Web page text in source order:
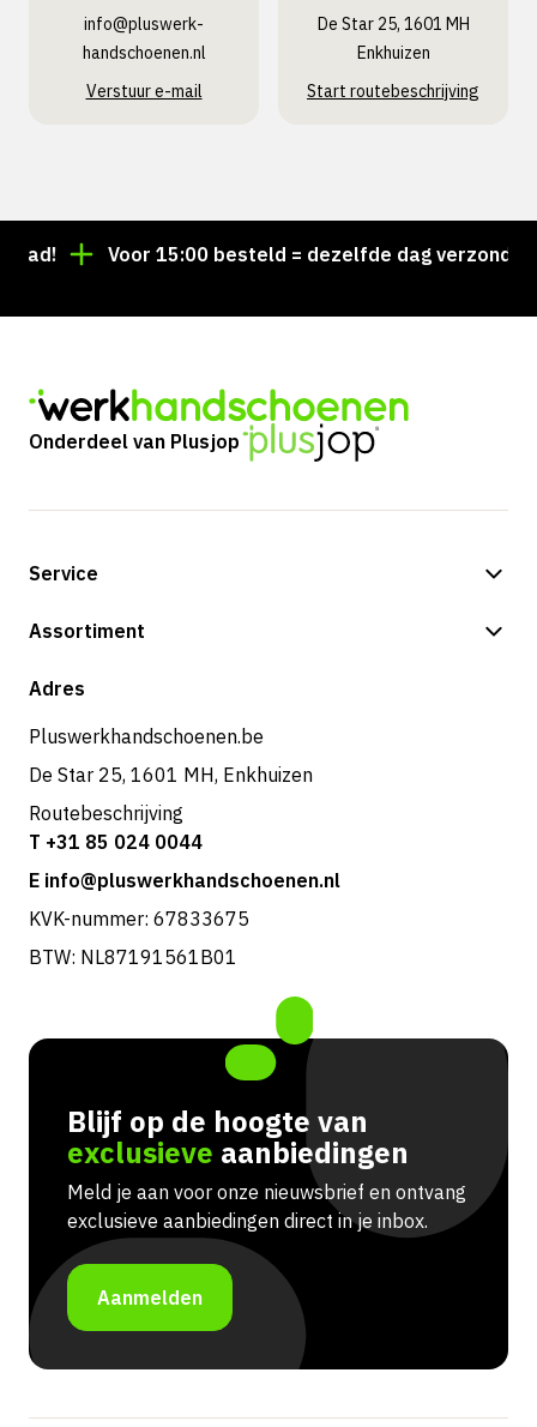
info@pluswerk­
handschoenen.nl
Verstuur e-mail
De Star 25, 1601 MH
Enkhuizen
Start routebeschrijving
Voor 15:00 besteld = dezelfde dag verzonden
Onderdeel van Plusjop
Service
Betalingsmogelijkheden
Retouren & service
Assortiment
Shop
Adres
Pluswerkhandschoenen.be
De Star 25, 1601 MH, Enkhuizen
Routebeschrijving
T +31 85 024 0044
E info@pluswerkhandschoenen.nl
KVK-nummer: 67833675
BTW: NL87191561B01
Blijf op de hoogte van
exclusieve aanbiedingen
Meld je aan voor onze nieuwsbrief en ontvang
exclusieve aanbiedingen direct in je inbox.
Aanmelden